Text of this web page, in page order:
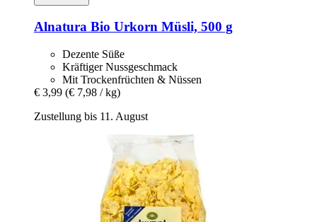
Alnatura Bio Urkorn Müsli, 500 g
Dezente Süße
Kräftiger Nussgeschmack
Mit Trockenfrüchten & Nüssen
€ 3,99 (€ 7,98 / kg)
Zustellung bis 11. August